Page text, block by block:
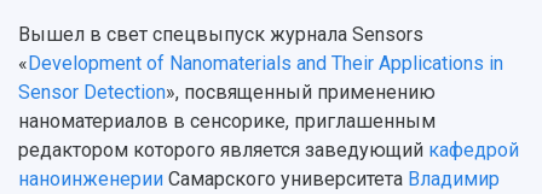
Персоналии
Сотрудники и преподаватели
Заслуженные деятели
Структура университета
Институты и факультеты
Мультимедиа
Подкасты
Просветительский проект "Одержимы
Профессорско-преподавательский состав
Расписание занятий
Стипендии
Справочные материалы
Научная инфраструктура
Научно-исследовательские подразделения
Структурная схема управления научно-
исследовательской деятельностью
Вышел в свет спецвыпуск журнала Sensors
« Development of Nanomaterials and Their Applications in
Sensor Detection», посвященный применению
наноматериалов в сенсорике, приглашенным
редактором которого является заведующий кафедрой
наноинженерии Самарского университета Владимир